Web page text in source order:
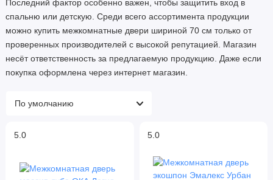
Последний фактор особенно важен, чтобы защитить вход в
спальню или детскую. Среди всего ассортимента продукции
можно купить межкомнатные двери шириной 70 см только от
проверенных производителей с высокой репутацией. Магазин
несёт ответственность за предлагаемую продукцию. Даже если
покупка оформлена через интернет магазин.
5.0 5.0